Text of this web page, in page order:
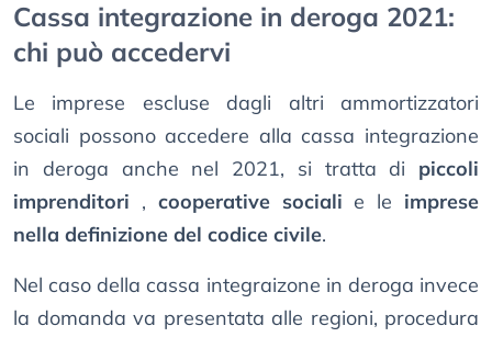
Cassa integrazione in deroga 2021:
chi può accedervi
Le imprese escluse dagli altri ammortizzatori
sociali possono accedere alla cassa integrazione
in deroga anche nel 2021, si tratta di piccoli
imprenditori , cooperative sociali e le imprese
nella definizione del codice civile.
Nel caso della cassa integraizone in deroga invece
la domanda va presentata alle regioni, procedura